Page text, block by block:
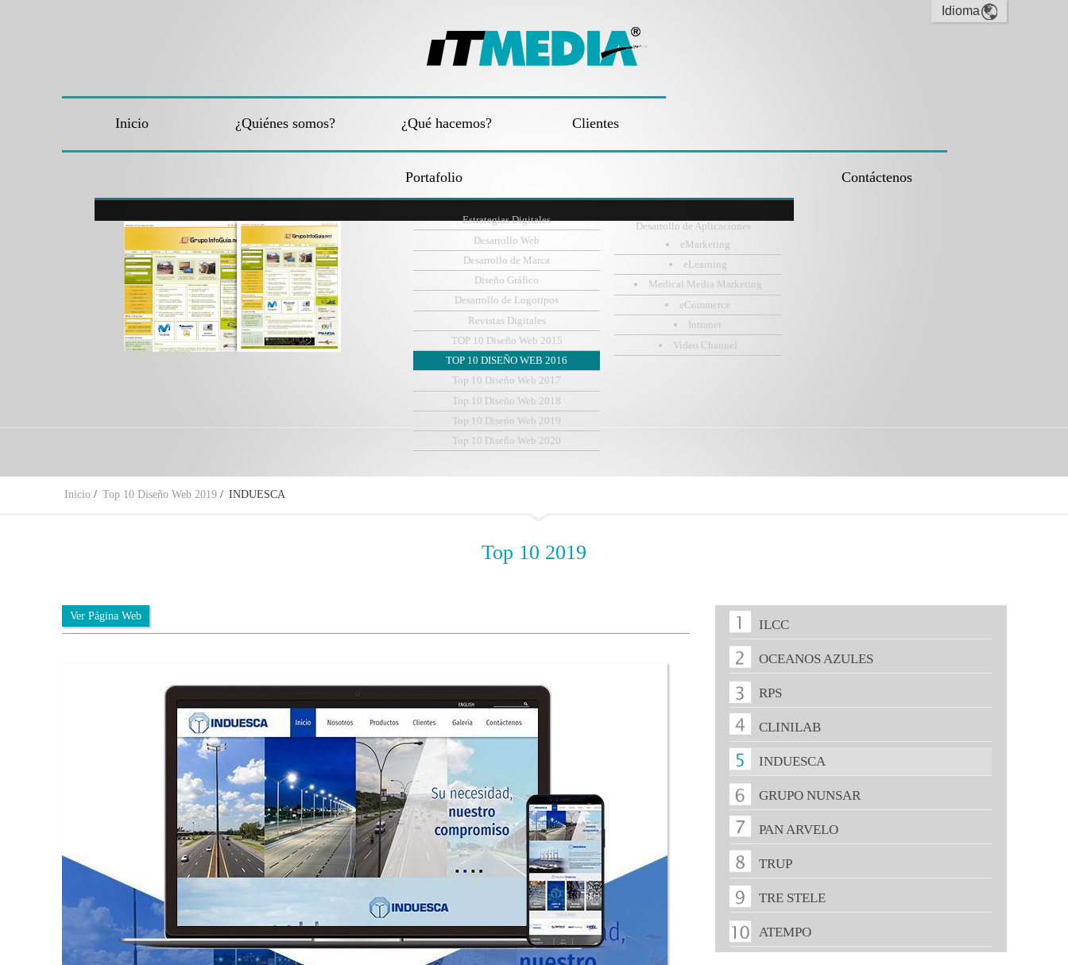
Inicio ¿Quiénes somos? ¿Qué hacemos? Clientes
Portafolio
Estrategias Digitales
Desarrollo Web
Desarrollo de Marca
Diseño Gráfico
Desarrollo de Logotipos
Revistas Digitales
TOP 10 Diseño Web 2015
TOP 10 DISEÑO WEB 2016
Top 10 Diseño Web 2017
Top 10 Diseño Web 2018
Top 10 Diseño Web 2019
Top 10 Diseño Web 2020
Desarrollo de Aplicaciones
eMarketing
eLearning
Medical Media Marketing
eCommerce
Intranet
Video Channel
Contáctenos
Inicio/ Top 10 Diseño Web 2019/ INDUESCA
Top 10 2019
Ver Página Web
ILCC
OCEANOS AZULES
RPS
CLINILAB
INDUESCA
GRUPO NUNSAR
PAN ARVELO
TRUP
TRE STELE
ATEMPO